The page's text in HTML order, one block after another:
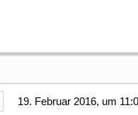
19. Februar 2016, um